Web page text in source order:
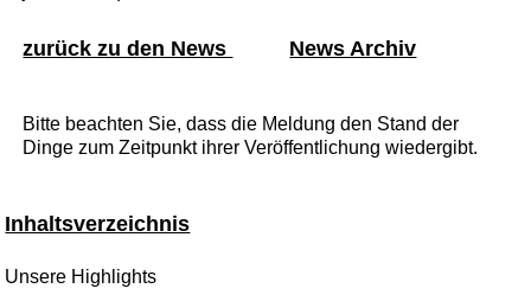
zurück zu den News News Archiv
Bitte beachten Sie, dass die Meldung den Stand der
Dinge zum Zeitpunkt ihrer Veröffentlichung wiedergibt.
Inhaltsverzeichnis
Unsere Highlights